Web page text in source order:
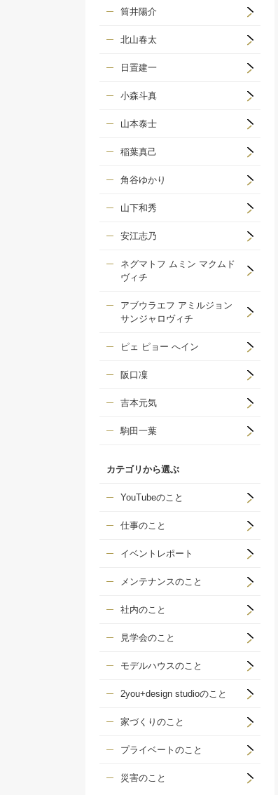
筒井陽介
北山春太
日置建一
小森斗真
山本泰士
稲葉真己
角谷ゆかり
山下和秀
安江志乃
ネグマトフ ムミン マクムド
ヴィチ
アブウラエフ アミルジョン
サンジャロヴィチ
ピェ ピョー へイン
阪口凜
吉本元気
駒田一葉
カテゴリから選ぶ
YouTubeのこと
仕事のこと
イベントレポート
メンテナンスのこと
社内のこと
見学会のこと
モデルハウスのこと
2you+design studioのこと
家づくりのこと
プライベートのこと
災害のこと